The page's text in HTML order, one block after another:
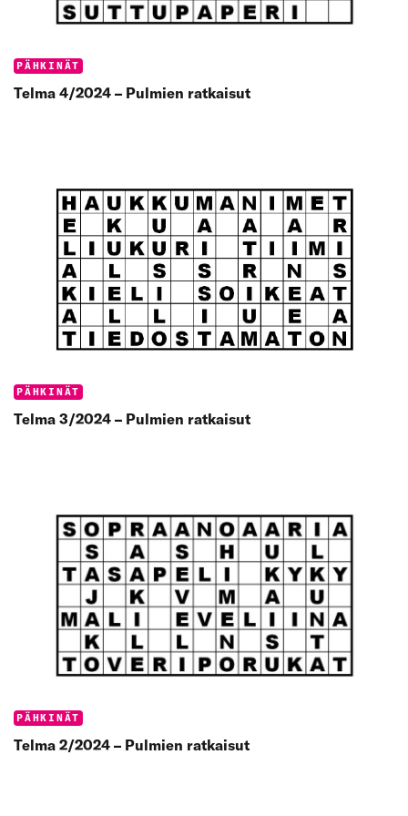
Categories:
PÄHKINÄT
Telma 4/2024 – Pulmien ratkaisut
Categories:
PÄHKINÄT
Telma 3/2024 – Pulmien ratkaisut
Categories:
PÄHKINÄT
Telma 2/2024 – Pulmien ratkaisut